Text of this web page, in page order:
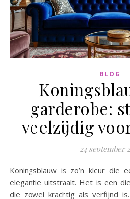
BLOG
garderobe:
veelzijdig
24 september
Koningsblauw is zo’n kleur die een gevoel van luxe en
elegantie uitstraalt. Het is een
die zowel krachtig als verfijnd